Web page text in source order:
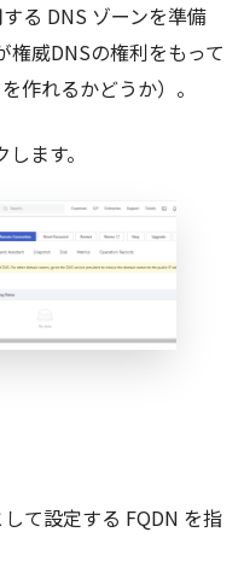
る DNS ゾーンを準備
権威DNSの権利をもって
作れるかどうか）。
ます。
て設定する FQDN を指